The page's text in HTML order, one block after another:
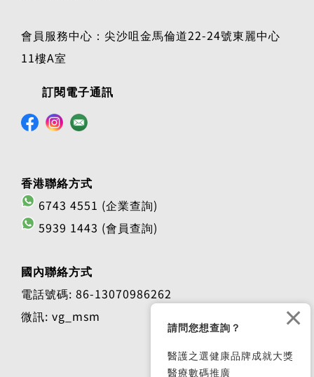
會員服務中心：尖沙咀金馬倫道22-24號東麗中心
11樓A室
訂閱電子通訊
香港聯絡方式
6743 4551 (企業查詢)
5939 1443 (會員查詢)
國內聯絡方式
電話號碼: 86-13070986262
微訊: vg_msm
請問您想查詢？
醫護之選健康品牌成就大獎
醫療數碼推廣
×